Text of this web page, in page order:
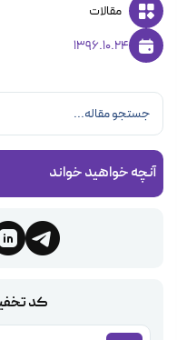
مقالات
1396.10.24
آنچه خواهید خواند
کد